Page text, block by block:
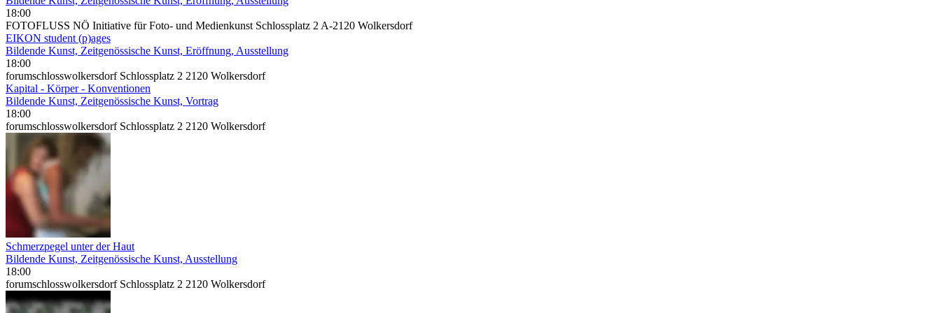
18:00
FOTOFLUSS NÖ Initiative für Foto- und Medienkunst Schlossplatz 2 A-2120 Wolkersdorf
EIKON student (p)ages
Bildende Kunst, Zeitgenössische Kunst, Eröffnung, Ausstellung
18:00
forumschlosswolkersdorf Schlossplatz 2 2120 Wolkersdorf
Kapital - Körper - Konventionen
Bildende Kunst, Zeitgenössische Kunst, Vortrag
18:00
forumschlosswolkersdorf Schlossplatz 2 2120 Wolkersdorf
Schmerzpegel unter der Haut
Bildende Kunst, Zeitgenössische Kunst, Ausstellung
18:00
forumschlosswolkersdorf Schlossplatz 2 2120 Wolkersdorf